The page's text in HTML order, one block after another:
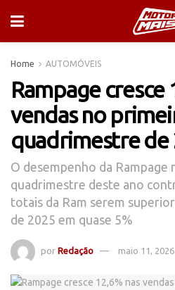
Home AUTOMÓVEIS
Rampage cresce
vendas no
quadrimestre de
O desempenho da Rampage
quadrimestre deste ano
totais da Ram serem
de 2025 em quase 5%
por Redação maio 11, 2026